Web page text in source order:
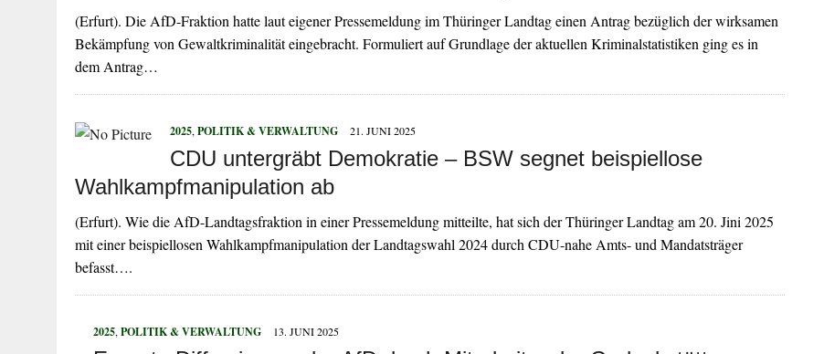
(Erfurt). Die AfD-Fraktion hatte laut eigener Pressemeldung im Thüringer Landtag einen Antrag bezüglich der wirksamen
Bekämpfung von Gewaltkriminalität eingebracht. Formuliert auf Grundlage der aktuellen Kriminalstatistiken ging es in
dem Antrag…
2025, POLITIK & VERWALTUNG 21. JUNI 2025
CDU untergräbt Demokratie – BSW segnet beispiellose
Wahlkampfmanipulation ab
(Erfurt). Wie die AfD-Landtagsfraktion in einer Pressemeldung mitteilte, hat sich der Thüringer Landtag am 20. Jini 2025
mit einer beispiellosen Wahlkampfmanipulation der Landtagswahl 2024 durch CDU-nahe Amts- und Mandatsträger
befasst….
2025, POLITIK & VERWALTUNG 13. JUNI 2025